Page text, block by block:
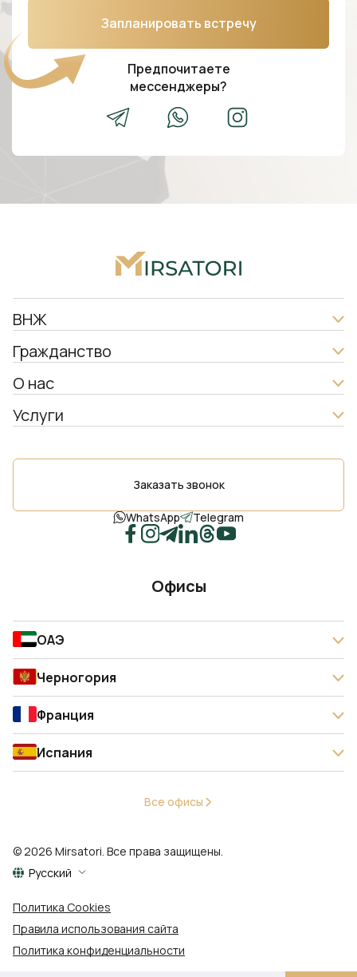
Запланировать встречу
Предпочитаете
мессенджеры?
Заказать звонок
WhatsApp Telegram
ВНЖ
Гражданство
О нас
Услуги
Офисы
ОАЭ
Черногория
Франция
Испания
Все офисы
© 2026 Mirsatori. Все права защищены.
Русский
Политика Cookies
Правила использования сайта
Политика конфиденциальности